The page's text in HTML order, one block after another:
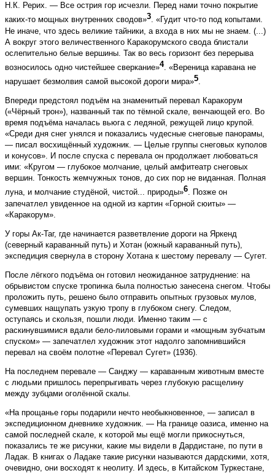
Н.К. Рерих. — Все острия гор исчезли. Перед нами точно покрытие
каких-то мощных внутренних сводов»3. «Гудит что-то под копытами.
Не иначе, что здесь великие тайники, а входа в них мы не знаем. (...)
А вокруг этого величественного Каракорумского свода блистали
ослепительно белые вершины. Так во весь горизонт без перерыва
возносилось одно чистейшее сверкание»4. «Вереница каравана не
нарушает безмолвия самой высокой дороги мира»5.
Впереди предстоял подъём на знаменитый перевал Каракорум
(«Чёрный трон»), названный так по тёмной скале, венчающей его. Во
время подъёма началась вьюга с ледяной, режущей лицо крупой.
«Среди дня снег унялся и показались чудесные снеговые панорамы,
— писал восхищённый художник. — Целые группы снеговых куполов
и конусов». И после спуска с перевала он продолжает любоваться
ими: «Кругом — глубокое молчание, целый амфитеатр снеговых
вершин. Тонкость жемчужных тонов, до сих пор не виданная. Полная
луна, и молчание студёной, чистой... природы»6. Позже он
запечатлел увиденное на одной из картин «Горной сюиты» —
«Каракорум».
У горы Ак-Таг, где начинается разветвление дороги на Яркенд
(северный караванный путь) и Хотан (южный караванный путь),
экспедиция свернула в сторону Хотана к шестому перевалу — Сугет.
После лёгкого подъёма он готовил неожиданное затруднение: на
обрывистом спуске тропинка была полностью занесена снегом. Чтобы
проложить путь, решено было отправить опытных грузовых мулов,
сумевших нащупать узкую тропу в глубоком снегу. Следом,
оступаясь и скользя, пошли люди. Именно таким — с
раскинувшимися вдали бело-лиловыми горами и «мощным зубчатым
спуском» — запечатлел художник этот надолго запомнившийся
перевал на своём полотне «Перевал Сугет» (1936).
На последнем перевале — Санджу — караванным животным вместе
с людьми пришлось перепрыгивать через глубокую расщелину
между зубцами оголённой скалы.
«На прощанье горы подарили нечто необыкновенное, — записал в
экспедиционном дневнике художник. — На границе оазиса, именно на
самой последней скале, к которой мы ещё могли прикоснуться,
показались те же рисунки, какие мы видели в Дардистане, по пути в
Ладак. В книгах о Ладаке такие рисунки называются дардскими, хотя,
очевидно, они восходят к неолиту. И здесь, в Китайском Туркестане,